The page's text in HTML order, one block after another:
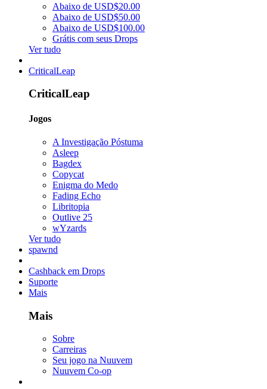
Abaixo de USD$20.00
Abaixo de USD$50.00
Abaixo de USD$100.00
Grátis com seus Drops
Ver tudo
CriticalLeap
CriticalLeap
Jogos
A Investigação Póstuma
Asleep
Bagdex
Copycat
Enigma do Medo
Fading Echo
Libritopia
Outlive 25
wYzards
Ver tudo
spawnd
Cashback em Drops
Suporte
Mais
Mais
Sobre
Carreiras
Seu jogo na Nuuvem
Nuuvem Co-op